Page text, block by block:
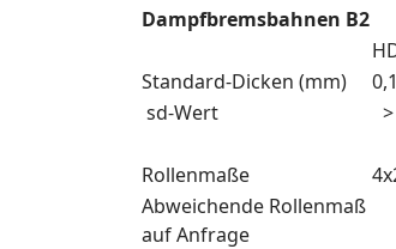
Dampfbremsbahnen B2
Standard-Dicken (mm)
sd-Wert
Rollenmaße
Abweichende Rollenmaß
auf Anfrage